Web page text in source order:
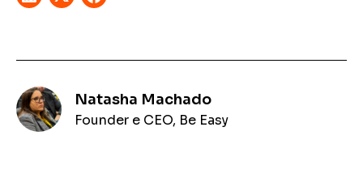
Natasha Machado
Founder e CEO, Be Easy